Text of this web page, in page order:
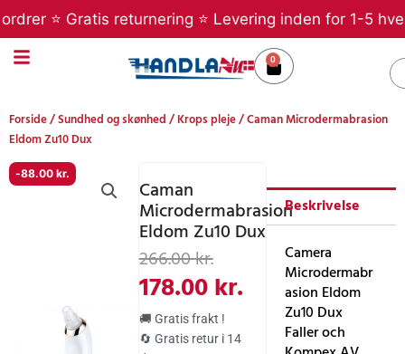
til
indholdet
⭐ Gratis returnering ⭐ Levering inden for 1-5
0
Kurv
Forside/Sundhed og skønhed/Krops pleje/ Caman Microdermabrasion
Eldom Zu10 Dux
-88.00 kr.
Caman
Microdermabrasion
Eldom Zu10 Dux
266.00kr.Den
oprindelige
pris
var:
178.00kr.
Den
aktuelle
🚚 Gratis frakt !
🔄 Gratis retur i 14
Beskrivelse
Camera
Microdermabr
asion Eldom
Zu10 Dux
Faller och